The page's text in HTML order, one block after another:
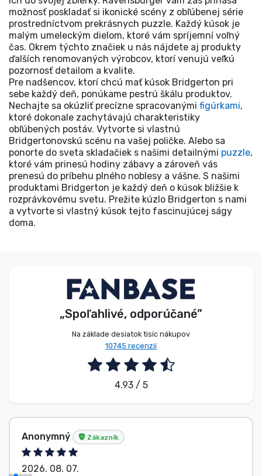
možnosť poskladať si ikonické scény z obľúbenej série
prostredníctvom prekrásnych puzzle. Každý kúsok je
malým umeleckým dielom, ktoré vám spríjemní voľný
čas. Okrem týchto značiek u nás nájdete aj produkty
ďalších renomovaných výrobcov, ktorí venujú veľkú
pozornosť detailom a kvalite.
Pre nadšencov, ktorí chcú mať kúsok Bridgerton pri
sebe každý deň, ponúkame pestrú škálu produktov.
Nechajte sa okúzliť precízne spracovanými figúrkami,
ktoré dokonale zachytávajú charakteristiky
obľúbených postáv. Vytvorte si vlastnú
Bridgertonovskú scénu na vašej poličke. Alebo sa
ponorte do sveta skladačiek s našimi detailnými puzzle,
ktoré vám prinesú hodiny zábavy a zároveň vás
prenesú do príbehu plného noblesy a vášne. S našimi
produktami Bridgerton je každý deň o kúsok bližšie k
rozprávkovému svetu. Prežite kúzlo Bridgerton s nami
a vytvorte si vlastný kúsok tejto fascinujúcej ságy
doma.
„Spoľahlivé, odporúčané”
Na základe desiatok tisíc nákupov
10745 recenzií
4.93 / 5
Anonymný Zákazník
2026. 08. 07.